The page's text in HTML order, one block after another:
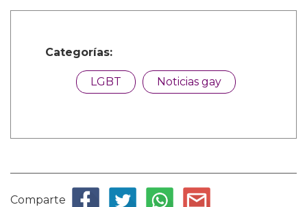
Categorías:
LGBT Noticias gay
Comparte